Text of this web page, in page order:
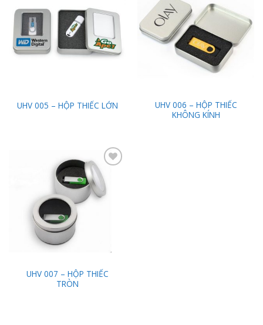
Wishlist
UHV 005 – HỘP THIẾC LỚN
Wishlist
UHV 006 – HỘP THIẾC
KHÔNG KÍNH
Add to
Wishlist
UHV 007 – HỘP THIẾC
TRÒN